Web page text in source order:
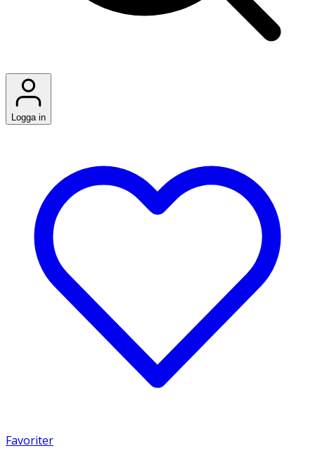
Logga in
Favoriter